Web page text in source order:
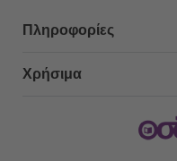
Πληροφορίες
Χρήσιμα